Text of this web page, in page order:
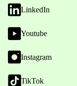
LinkedIn
Youtube
Instagram
TikTok